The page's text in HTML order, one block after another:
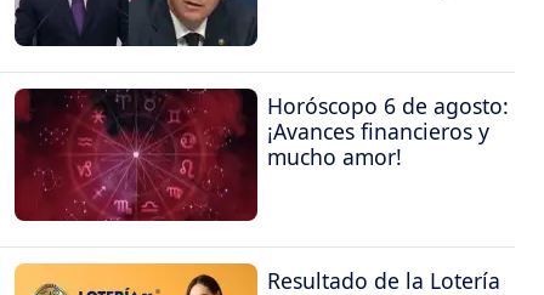
Horóscopo 6 de agosto:
¡Avances financieros y
mucho amor!
Resultado de la Lotería